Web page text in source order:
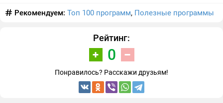
Рекомендуем: Топ 100 программ, Полезные программы
Рейтинг:
0
Понравилось? Расскажи друзьям!